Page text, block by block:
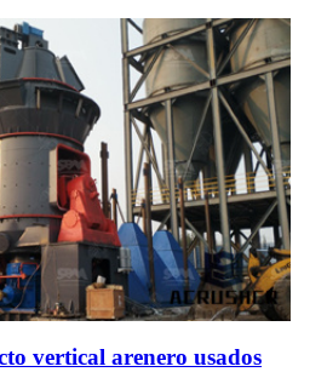
vertical arenero usados